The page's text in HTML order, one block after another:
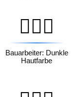
👷🏿‍♂️
Bauarbeiter: Dunkle
Hautfarbe